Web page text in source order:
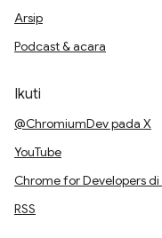
Arsip
Podcast & acara
Ikuti
@ChromiumDev pada X
YouTube
Chrome for Developers di
RSS